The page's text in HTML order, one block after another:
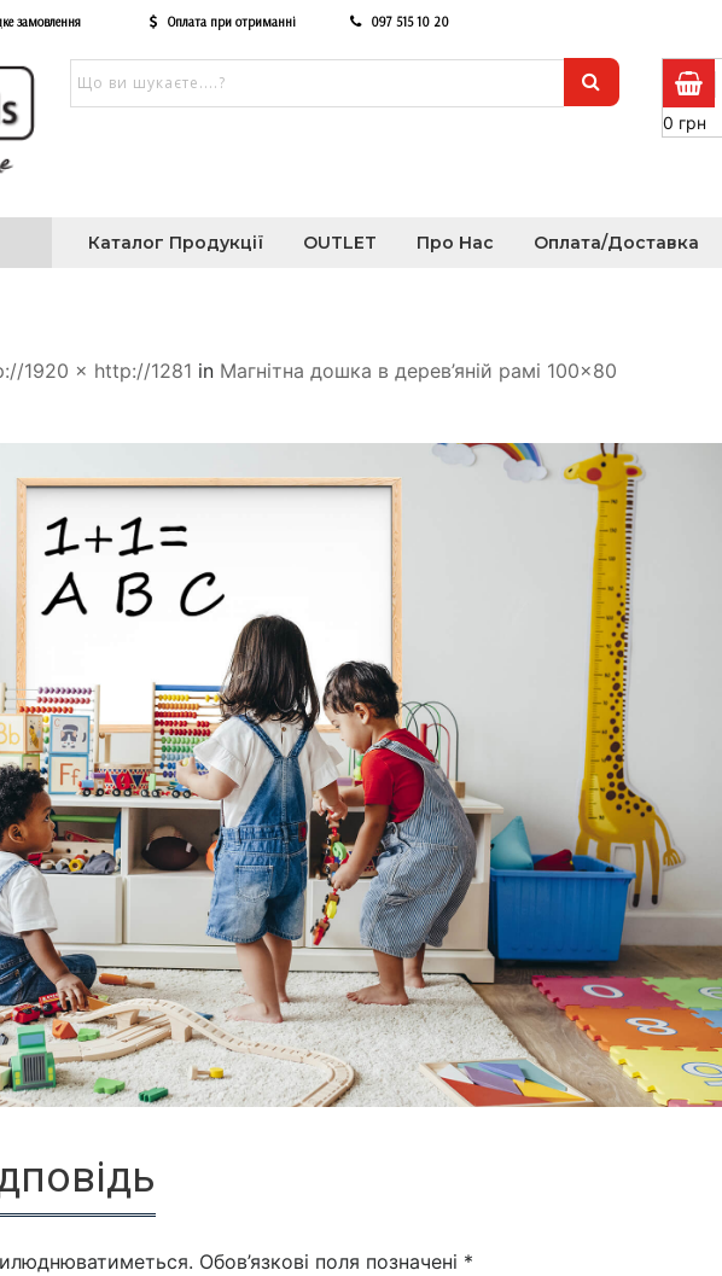
замовлення Оплата при отриманні 097 515 10 20
0 грн
Каталог Продукції OUTLET Про Нас Оплата/Доставка
1920 × http://1281 in Магнітна дошка в дерев’яній рамі 100×80
Обов’язкові поля позначені *